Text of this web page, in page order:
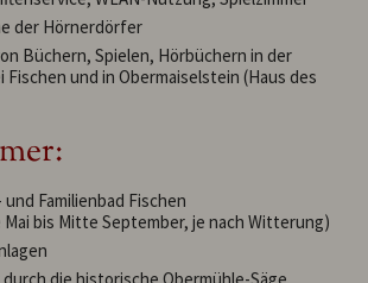
der Hörnerdörfer
Büchern, Spielen, Hörbüchern in der
Fischen und in Obermaiselstein (Haus des
und Familienbad Fischen
Mai bis Mitte September, je nach Witterung)